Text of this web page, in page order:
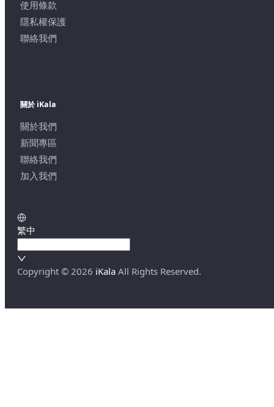
使用條款
隱私權保護
聯絡我們
關於 iKala
關於我們
新聞專區
聯絡我們
加入我們
繁中
Copyright © 2026 iKala All Rights Reserved.